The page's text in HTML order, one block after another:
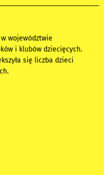
w województwie
i klubów dziecięcych.
się liczba dzieci